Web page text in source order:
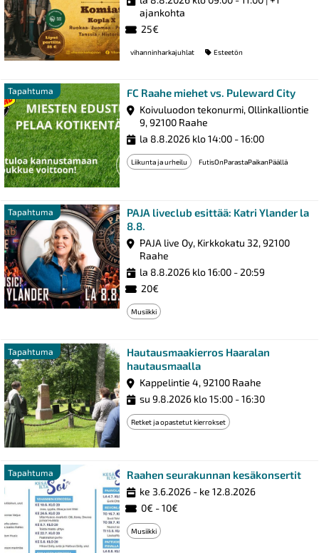
ajankohta
25€
vihanninharkajuhlat Esteetön
Tapahtuma FC Raahe miehet vs. Puleward City
Koivuluodon tekonurmi, Ollinkalliontie
9, 92100 Raahe
la 8.8.2026 klo 14:00 - 16:00
Liikunta ja urheilu FutisOnParastaPaikanPäällä
Tapahtuma
PAJA liveclub esittää: Katri Ylander la
8.8.
PAJA live Oy, Kirkkokatu 32, 92100
Raahe
la 8.8.2026 klo 16:00 - 20:59
20€
Musiikki
Tapahtuma
Hautausmaakierros Haaralan
hautausmaalla
Kappelintie 4, 92100 Raahe
su 9.8.2026 klo 15:00 - 16:30
Retket ja opastetut kierrokset
Tapahtuma Raahen seurakunnan kesäkonsertit
ke 3.6.2026 - ke 12.8.2026
0€ - 10€
Musiikki